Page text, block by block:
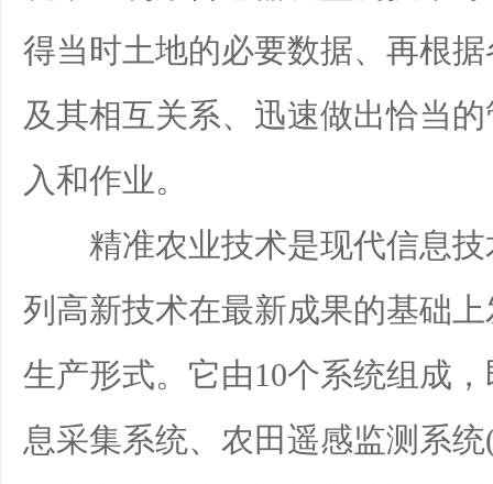
得当时土地的必要数据、再根
及其相互关系、迅速做出恰当
入和作业。
精准农业技术是现代信息技
列高新技术在最新成果的基础
生产形式。它由10个系统组成
息采集系统、农田遥感监测系